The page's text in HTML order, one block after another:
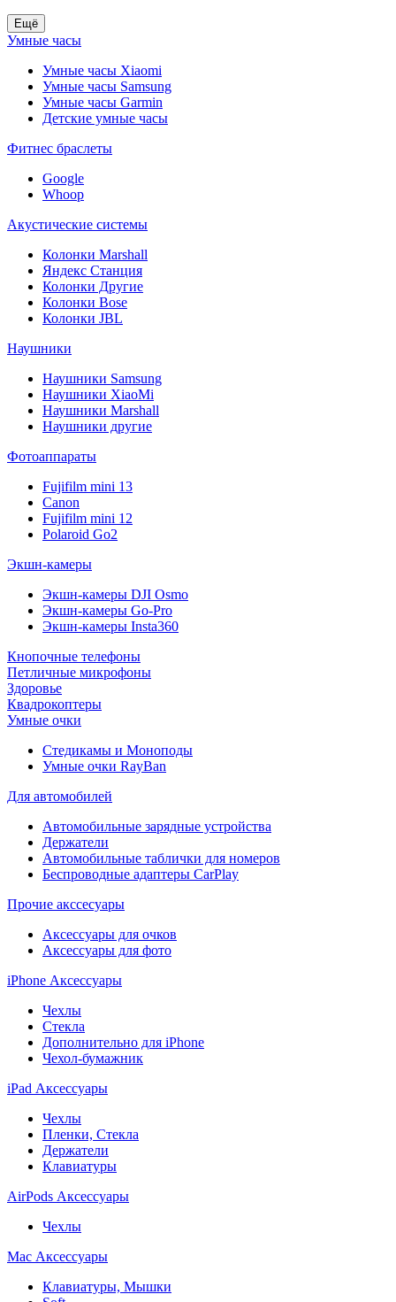
Ещё
Умные часы
Умные часы Xiaomi
Умные часы Samsung
Умные часы Garmin
Детские умные часы
Фитнес браслеты
Google
Whoop
Акустические системы
Колонки Marshall
Яндекс Станция
Колонки Другие
Колонки Bose
Колонки JBL
Наушники
Наушники Samsung
Наушники XiaoMi
Наушники Marshall
Наушники другие
Фотоаппараты
Fujifilm mini 13
Canon
Fujifilm mini 12
Polaroid Go2
Экшн-камеры
Экшн-камеры DJI Osmo
Экшн-камеры Go-Pro
Экшн-камеры Insta360
Кнопочные телефоны
Петличные микрофоны
Здоровье
Квадрокоптеры
Умные очки
Стедикамы и Моноподы
Умные очки RayBan
Для автомобилей
Автомобильные зарядные устройства
Держатели
Автомобильные таблички для номеров
Беспроводные адаптеры CarPlay
Прочие акссесуары
Аксессуары для очков
Аксессуары для фото
iPhone Аксессуары
Чехлы
Стекла
Дополнительно для iPhone
Чехол-бумажник
iPad Аксессуары
Чехлы
Пленки, Стекла
Держатели
Клавиатуры
AirPods Аксессуары
Чехлы
Mac Аксессуары
Клавиатуры, Мышки